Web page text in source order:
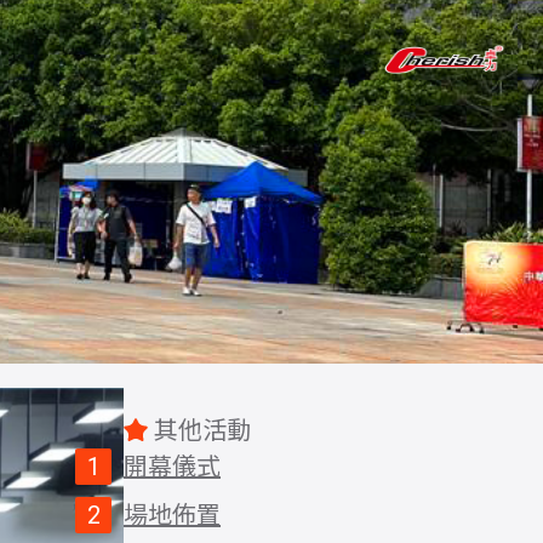
其他活動
開幕儀式
場地佈置